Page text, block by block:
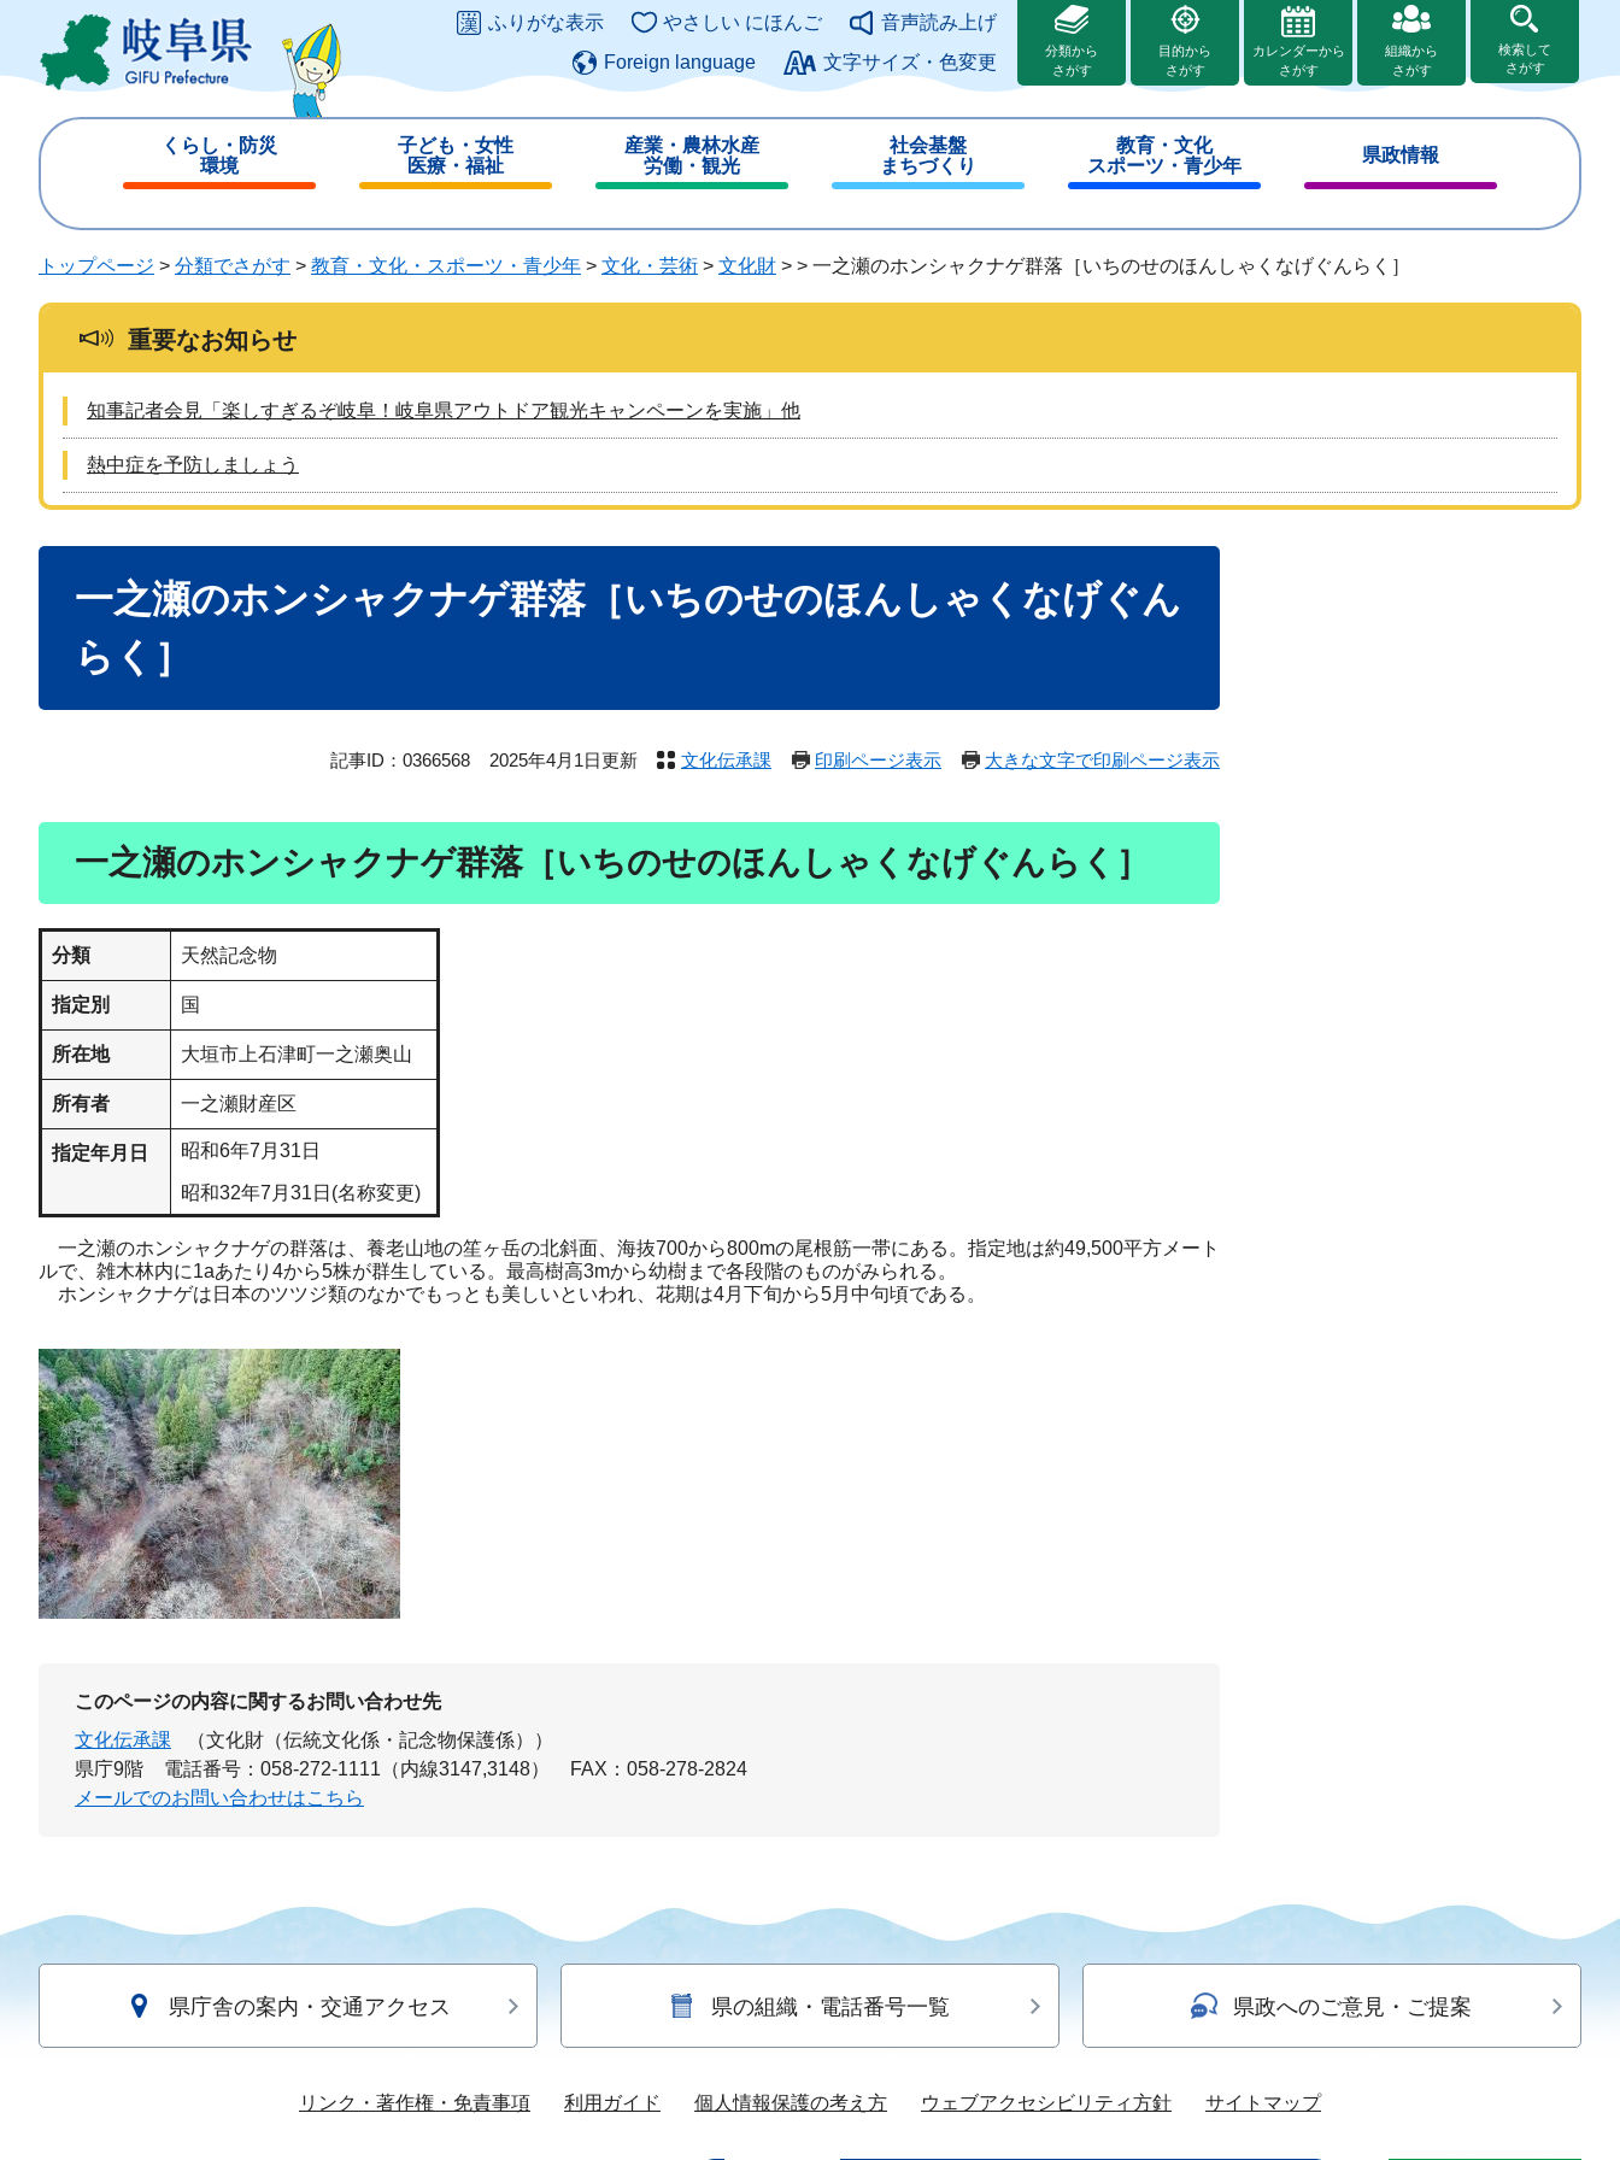
ジ
ュ
このページの本文へ
ふりがな表示 やさしい にほんご
音声読み上げ
Foreign language
文字サイズ・色変更
分類から
さがす
目的から
さがす
カレンダーから
さがす
組織から
さがす
検索して
さがす
くらし・防災
環境
じ
子ども・女性
医療・福祉
じ
る
産業・農林水産
労働・観光
じ
る
社会基盤
まちづくり
じ
る
教育・文化
スポーツ・青少年
じ
県政情報
じ
る
トップページ > 分類でさがす > 教育・文化・スポーツ・青少年 > 文化・芸術 > 文化財 > > 一之瀬のホンシャクナゲ群落［いちのせのほんしゃくなげぐんらく］
重要なお知らせ
知事記者会見「楽しすぎるぞ岐阜！岐阜県アウトドア観光キャンペーンを実施」他
熱中症を予防しましょう
一之瀬のホンシャクナゲ群落［いちのせのほんしゃくなげぐん
らく］
記事ID：0366568 2025年4月1日更新 文化伝承課 印刷ページ表示 大きな文字で印刷ページ表示
一之瀬のホンシャクナゲ群落［​​​​​いちのせのほんしゃくなげぐんらく​ ］
分類 ​​天然記念物
指定別 国
所在地 大垣市上石津町一之瀬奥山
所有者 一之瀬財産区
指定年月日 昭和6年7月31日
昭和32年7月31日(名称変更)
一之瀬のホンシャクナゲの群落は、養老山地の笙ヶ岳の北斜面、海抜700から800mの尾根筋一帯にある。指定地は約49,500平方メート
ルで、雑木林内に1aあたり4から5株が群生している。最高樹高3mから幼樹まで各段階のものがみられる。
ホンシャクナゲは日本のツツジ類のなかでもっとも美しいといわれ、花期は4月下旬から5月中句頃である。
このページの内容に関するお問い合わせ先
文化伝承課
（文化財（伝統文化係・記念物保護係））
県庁9階
電話番号：058-272-1111（内線3147,3148）
FAX：058-278-2824
メールでのお問い合わせはこちら
県庁舎の案内・交通アクセス 県の組織・電話番号一覧 県政へのご意見・ご提案
リンク・著作権・免責事項 利用ガイド 個人情報保護の考え方 ウェブアクセシビリティ方針 サイトマップ